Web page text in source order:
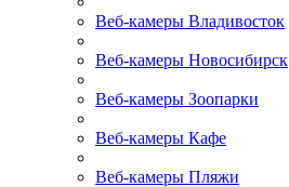
Веб-камеры Владивосток
Веб-камеры Новосибирск
Веб-камеры Зоопарки
Веб-камеры Кафе
Веб-камеры Пляжи